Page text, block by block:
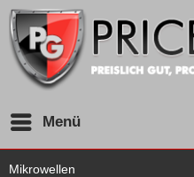
Menü
Mikrowellen